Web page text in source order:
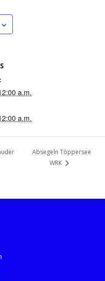
a.m.
a.m.
Absegeln Töppersee
WRK